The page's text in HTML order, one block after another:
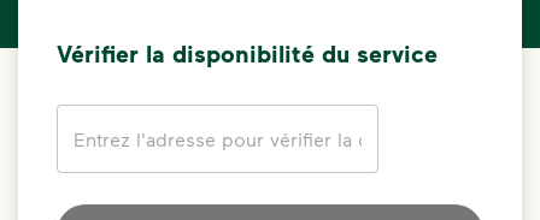
Vérifier la disponibilité du service